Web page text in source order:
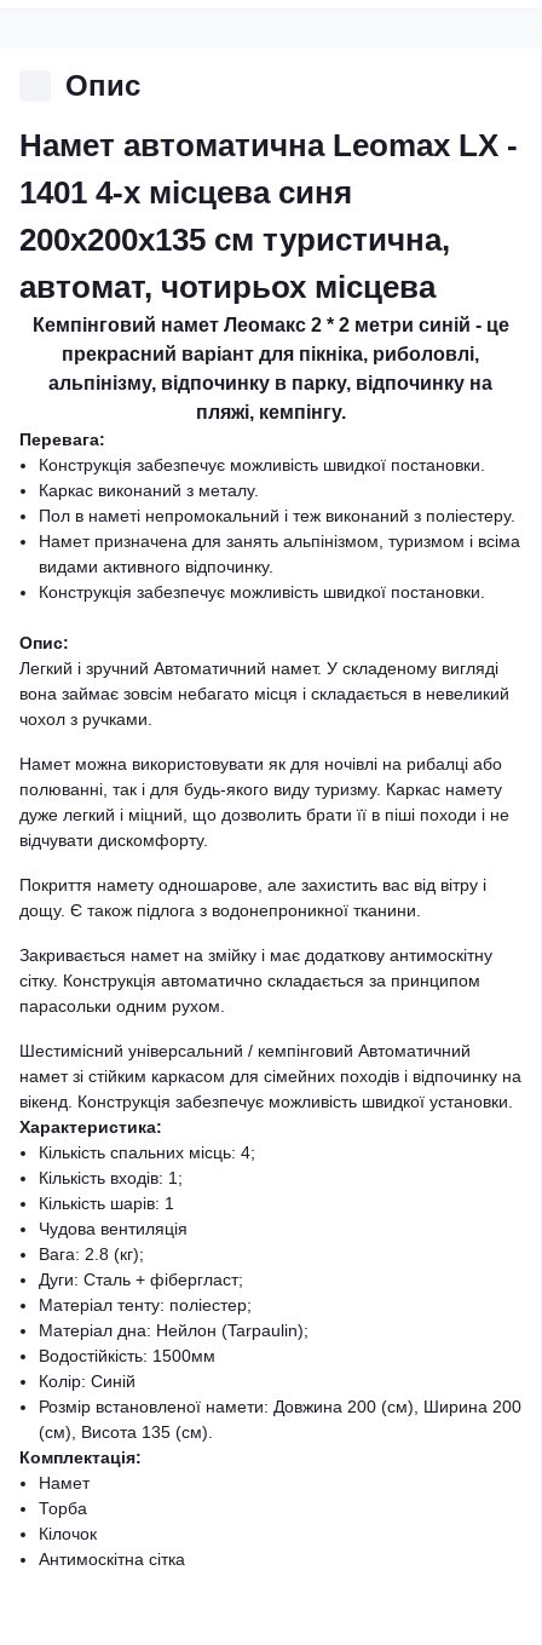
Опис
Намет автоматична Leomax LX -
1401 4-х місцева синя
200x200x135 см туристична,
автомат, чотирьох місцева
Кемпінговий намет Леомакс 2 * 2 метри синій - це
прекрасний варіант для пікніка, риболовлі,
альпінізму, відпочинку в парку, відпочинку на
пляжі, кемпінгу.
Перевага:
Конструкція забезпечує можливість швидкої постановки.
Каркас виконаний з металу.
Пол в наметі непромокальний і теж виконаний з поліестеру.
Намет призначена для занять альпінізмом, туризмом і всіма
видами активного відпочинку.
Конструкція забезпечує можливість швидкої постановки.
Опис:
Легкий і зручний Автоматичний намет. У складеному вигляді
вона займає зовсім небагато місця і складається в невеликий
чохол з ручками.
Намет можна використовувати як для ночівлі на рибалці або
полюванні, так і для будь-якого виду туризму. Каркас намету
дуже легкий і міцний, що дозволить брати її в піші походи і не
відчувати дискомфорту.
Покриття намету одношарове, але захистить вас від вітру і
дощу. Є також підлога з водонепроникної тканини.
Закривається намет на змійку і має додаткову антимоскітну
сітку. Конструкція автоматично складається за принципом
парасольки одним рухом.
Шестимісний універсальний / кемпінговий Автоматичний
намет зі стійким каркасом для сімейних походів і відпочинку на
вікенд. Конструкція забезпечує можливість швидкої установки.
Характеристика:
Кількість спальних місць: 4;
Кількість входів: 1;
Кількість шарів: 1
Чудова вентиляція
Вага: 2.8 (кг);
Дуги: Сталь + фібергласт;
Матеріал тенту: поліестер;
Матеріал дна: Нейлон (Tarpaulin);
Водостійкість: 1500мм
Колір: Синій
Розмір встановленої намети: Довжина 200 (см), Ширина 200
(см), Висота 135 (см).
Комплектація:
Намет
Торба
Кілочок
Антимоскітна сітка